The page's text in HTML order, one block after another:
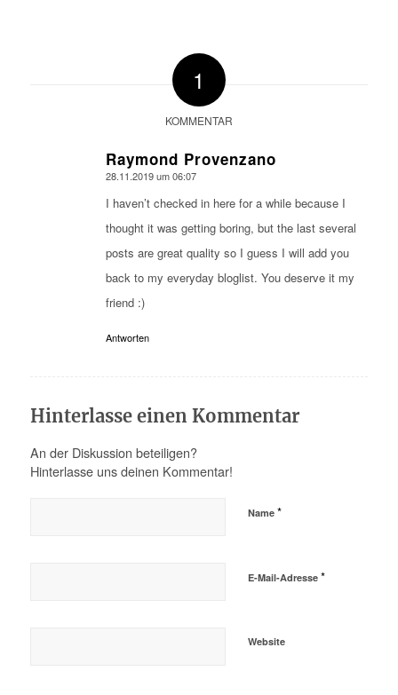
1
KOMMENTAR
Raymond Provenzano
sagte:
28.11.2019 um 06:07
I haven’t checked in here for a while because I
thought it was getting boring, but the last several
posts are great quality so I guess I will add you
back to my everyday bloglist. You deserve it my
friend :)
Antworten
Hinterlasse einen Kommentar
An der Diskussion beteiligen?
Hinterlasse uns deinen Kommentar!
Name *
E-Mail-Adresse *
Website